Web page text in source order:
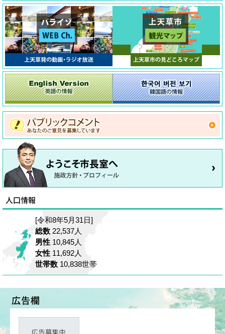
[令和8年5月31日]
総数 22,537人
男性 10,845人
女性 11,692人
世帯数 10,838世帯